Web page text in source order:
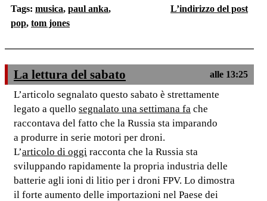
Tags: musica, paul anka,
pop, tom jones
L’indirizzo del post
La lettura del sabato alle 13:25
L’articolo segnalato questo sabato è strettamente
legato a quello segnalato una settimana fa che
raccontava del fatto che la Russia sta imparando
a produrre in serie motori per droni.
L’articolo di oggi racconta che la Russia sta
sviluppando rapidamente la propria industria delle
batterie agli ioni di litio per i droni FPV. Lo dimostra
il forte aumento delle importazioni nel Paese dei